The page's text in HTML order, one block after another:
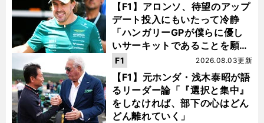
【F1】アロンソ、待望のアップ
デート投入にもいたって冷静
「ハンガリーGPが僕らに優し
いサーキットであることを願
う」
【F1】元ホンダ・浅木泰昭が語
るリーダー論「『選択と集中』
をしなければ、部下の心はどん
どん離れていく」
2026.08.03更新
F1